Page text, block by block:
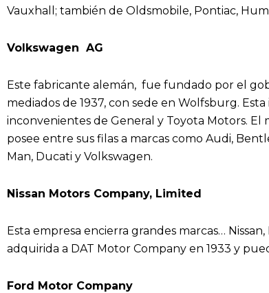
Vauxhall; también de Oldsmobile, Pontiac,
Volkswagen AG
Este fabricante alemán, fue fundado por el
mediados de 1937, con sede en Wolfsburg.
inconvenientes de General y Toyota Motors.
posee entre sus filas a marcas como Audi,
Man, Ducati y Volkswagen.
Nissan Motors Company, Limited
Esta empresa encierra grandes marcas…
adquirida a DAT Motor Company en 1933 y
Ford Motor Company